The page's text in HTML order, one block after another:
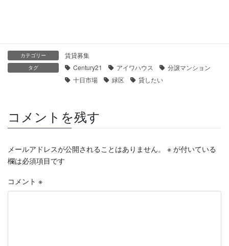
カテゴリー 賃貸募集
タグ Century21 アイワハウス
分譲マンション
十日市場
緑区 貸したい
コメントを残す
メールアドレスが公開されることはありません。 ※ が付いている
欄は必須項目です
コメント ※